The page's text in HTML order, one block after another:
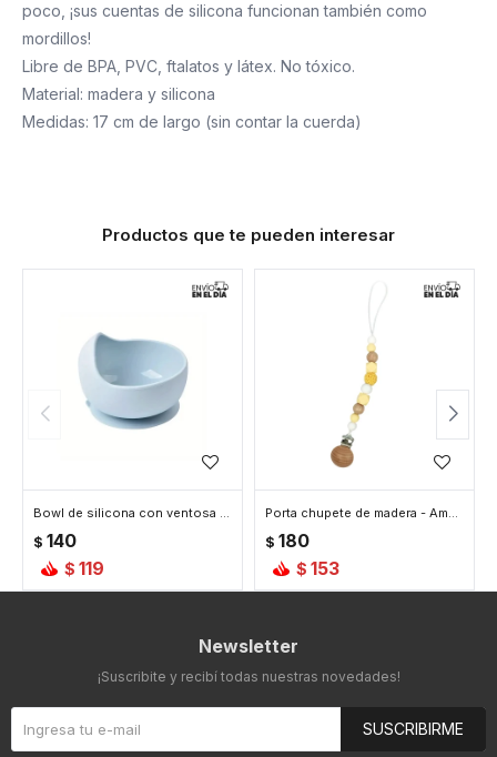
poco, ¡sus cuentas de silicona funcionan también como
mordillos!
Libre de BPA, PVC, ftalatos y látex. No tóxico.
Material: madera y silicona
Medidas: 17 cm de largo (sin contar la cuerda)
Productos que te pueden interesar
Bowl de silicona con ventosa - Azul
$ 140
$ 119
Porta chupete de madera - Amarillo
$ 180
$ 153
Newsletter
¡Suscribite y recibí todas nuestras novedades!
SUSCRIBIRME